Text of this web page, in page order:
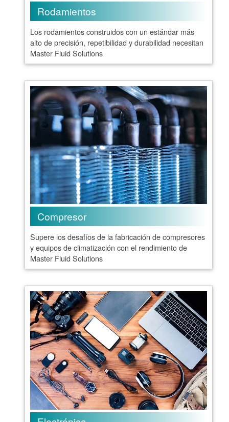
Rodamientos
Los rodamientos construidos con un estándar más
alto de precisión, repetibilidad y durabilidad necesitan
Master Fluid Solutions
Compresor
Supere los desafíos de la fabricación de compresores
y equipos de climatización con el rendimiento de
Master Fluid Solutions